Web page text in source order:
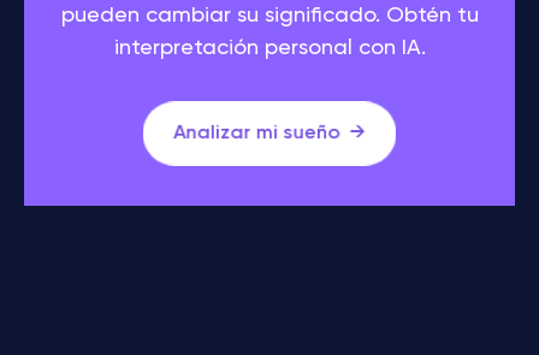
pueden cambiar su significado. Obtén tu
interpretación personal con IA.
Analizar mi sueño